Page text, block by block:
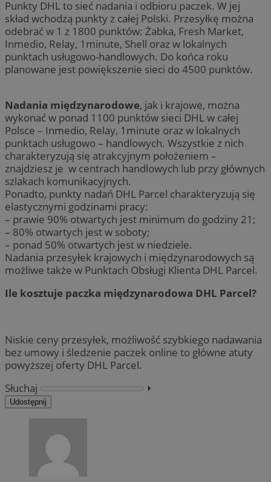
Punkty DHL to sieć nadania i odbioru paczek. W jej
skład wchodzą punkty z całej Polski. Przesyłkę można
odebrać w 1 z 1800 punktów: Żabka, Fresh Market,
Inmedio, Relay, 1minute, Shell oraz w lokalnych
punktach usługowo-handlowych. Do końca roku
planowane jest powiększenie sieci do 4500 punktów.
Nadania międzynarodowe, jak i krajowe, można
wykonać w ponad 1100 punktów sieci DHL w całej
Polsce – Inmedio, Relay, 1minute oraz w lokalnych
punktach usługowo – handlowych. Wszystkie z nich
charakteryzują się atrakcyjnym położeniem –
znajdziesz je w centrach handlowych lub przy głównych
szlakach komunikacyjnych.
Ponadto, punkty nadań DHL Parcel charakteryzują się
elastycznymi godzinami pracy:
– prawie 90% otwartych jest minimum do godziny 21;
– 80% otwartych jest w soboty;
– ponad 50% otwartych jest w niedziele.
Nadania przesyłek krajowych i międzynarodowych są
możliwe także w Punktach Obsługi Klienta DHL Parcel.
Ile kosztuje paczka międzynarodowa DHL Parcel?
Niskie ceny przesyłek, możliwość szybkiego nadawania
bez umowy i śledzenie paczek online to główne atuty
powyższej oferty DHL Parcel.
Słuchaj
⏵︎
Udostępnij